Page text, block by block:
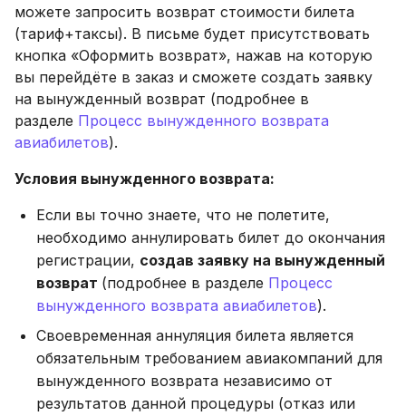
можете запросить возврат стоимости билета
(тариф+таксы). В письме будет присутствовать
кнопка «Оформить возврат», нажав на которую
вы перейдёте в заказ и сможете создать заявку
на вынужденный возврат (подробнее в
разделе Процесс вынужденного возврата
авиабилетов).
Условия вынужденного возврата:
Если вы точно знаете, что не полетите,
необходимо аннулировать билет до окончания
регистрации, создав заявку на вынужденный
возврат (подробнее в разделе Процесс
вынужденного возврата авиабилетов).
Своевременная аннуляция билета является
обязательным требованием авиакомпаний для
вынужденного возврата независимо от
результатов данной процедуры (отказ или